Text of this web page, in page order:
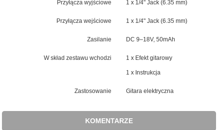
Przyłącza wyjściowe 1 x 1/4" Jack (6.35 mm)
Przyłącza wejściowe 1 x 1/4" Jack (6.35 mm)
Zasilanie DC 9–18V, 50mAh
W skład zestawu wchodzi 1 x Efekt gitarowy
1 x Instrukcja
Zastosowanie Gitara elektryczna
KOMENTARZE